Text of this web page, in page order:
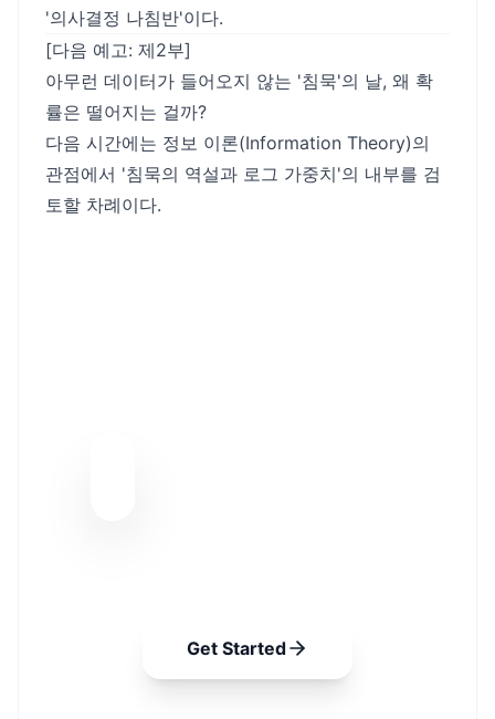
'의사결정 나침반'이다.
[다음 예고: 제2부]
아무런 데이터가 들어오지 않는 '침묵'의 날, 왜 확
률은 떨어지는 걸까?
다음 시간에는 정보 이론(Information Theory)의
관점에서 '침묵의 역설과 로그 가중치'의 내부를 검
토할 차례이다.
Get Started